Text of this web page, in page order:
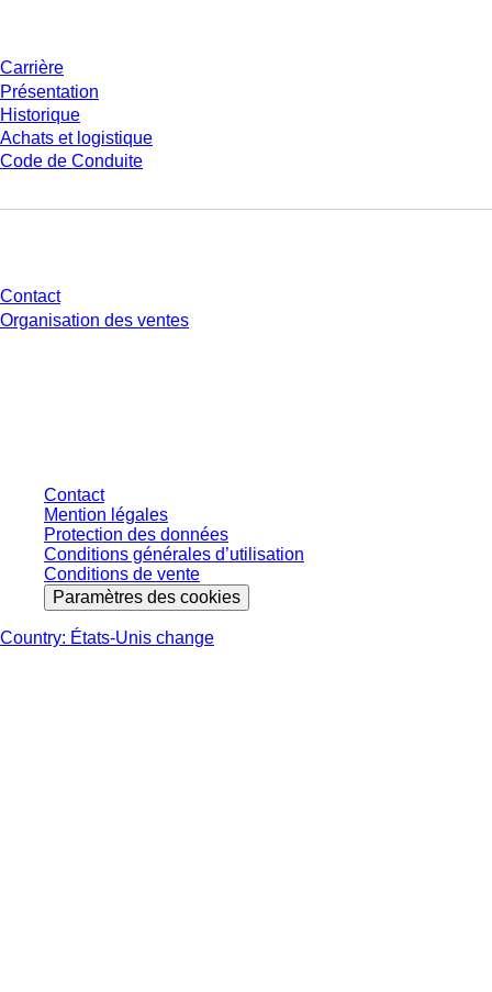
Carrière
Présentation
Historique
Achats et logistique
Code de Conduite
Contact
Organisation des ventes
Contact
Mention légales
Protection des données
Conditions générales d’utilisation
Conditions de vente
Paramètres des cookies
Country: États-Unis change